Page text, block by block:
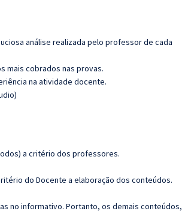
análise realizada pelo professor de cada
mais cobrados nas provas.
na atividade docente.
a critério dos professores.
do Docente a elaboração dos conteúdos.
no informativo. Portanto, os demais conteúdos,